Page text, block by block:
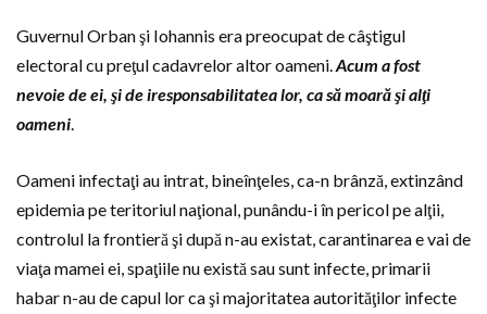
Guvernul Orban şi Iohannis era preocupat de câştigul
electoral cu preţul cadavrelor altor oameni.Acum a fost
nevoie de ei, şi de iresponsabilitatea lor, ca să moară şi alţi
oameni.
Oameni infectaţi au intrat, bineînţeles, ca-n brânză, extinzând
epidemia pe teritoriul naţional, punându-i în pericol pe alţii,
controlul la frontieră şi după n-au existat, carantinarea e vai de
viaţa mamei ei, spaţiile nu există sau sunt infecte, primarii
habar n-au de capul lor ca şi majoritatea autorităţilor infecte